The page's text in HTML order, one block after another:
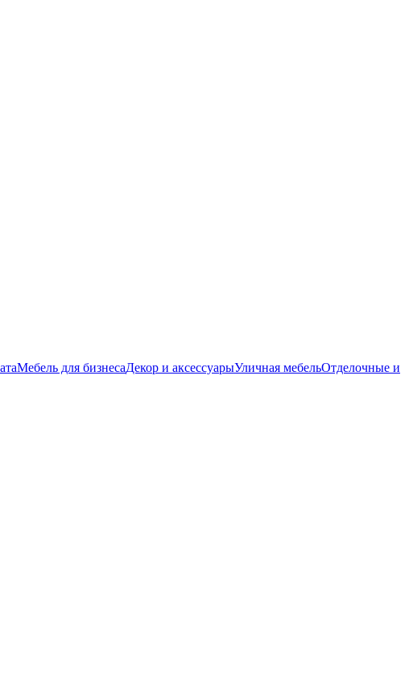
Мебель для бизнесаДекор и аксессуарыУличная мебельОтделочные и